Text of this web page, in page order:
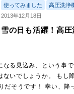
使ってみました
高圧洗浄
2013年12月18日
雪の日も活躍！高圧
なる見込み、という事
ないでしょうか。 もし
だそうです！ 幸い、降